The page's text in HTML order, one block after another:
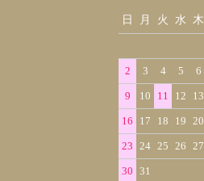
日 月 火 水 木
2 3 4 5 6
9 10 11 12 13
16 17 18 19 20
23 24 25 26 27
30 31